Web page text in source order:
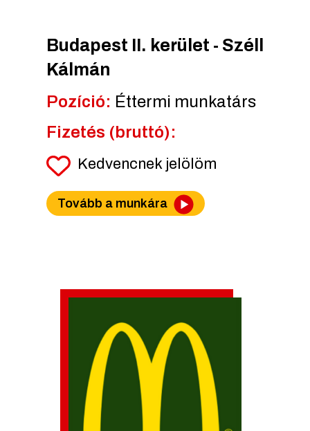
Budapest II. kerület - Széll
Kálmán
Pozíció: Éttermi munkatárs
Fizetés (bruttó):
Kedvencnek jelölöm
Tovább a munkára